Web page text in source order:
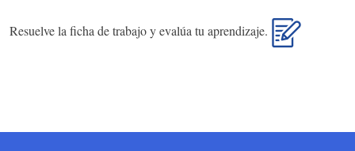
Resuelve la ficha de trabajo y evalúa tu aprendizaje.